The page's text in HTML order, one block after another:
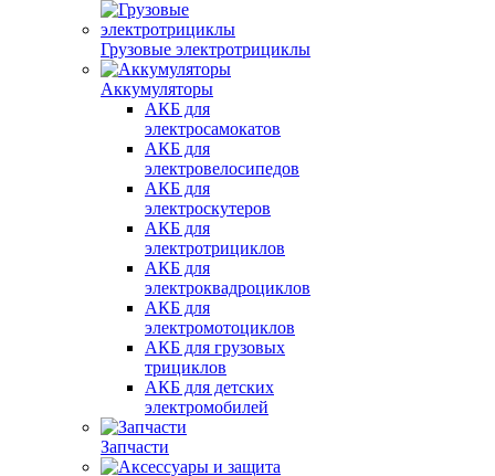
Грузовые электротрициклы
Аккумуляторы
АКБ для
электросамокатов
АКБ для
электровелосипедов
АКБ для
электроскутеров
АКБ для
электротрициклов
АКБ для
электроквадроциклов
АКБ для
электромотоциклов
АКБ для грузовых
трициклов
АКБ для детских
электромобилей
Запчасти